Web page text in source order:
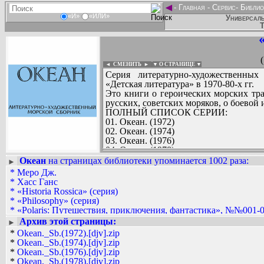
«И» «ИЛИ»
◄- Главная - Сервис-
◄ СМЕНИТЬ ► ▼ О СТРАНИЦЕ ▼
Серия литературно-
«Детская литература» в 1970-80-х гг.
Это книги о героических морских
русских, советских моряков, о
ПОЛНЫЙ СПИСОК СЕРИИ:
01. Океан. (1972)
02. Океан. (1974)
03. Океан. (1976)
04. Океан. (1978)
05. Океан. (1979)
06. Океан. (1980)
08. Океан. (1982)
09. Океан. (1983)
10. Океан. (1984)
11. Океан. (1985)
12. Океан. (1986)
13. Океан. (1987)
...
► Океан на страницах библиотеки упоминается 1002 раза:
* Mepo Дж.
* Xасс Ганс
* «Historia Rossica» (серия)
* «Philosophy» (серия)
* «Polaris: Путешествия, приключения, фантастика», №№001-
* «Polaris: Путешествия, приключения, фантастика», №№100-
* «Polaris: Путешествия, приключения, фантастика», №№200-
* «Polaris: Путешествия, приключения, фантастика», №№xxx-
* «XX век: Путешествия. Открытия. Исследования» (серия
* «Авиация и космонавтика» (журнал)
►
Архив этой страницы:
* Okean._Sb.(1972).[djv].zip
* Okean._Sb.(1974).[djv].zip
* Okean._Sb.(1976).[djv].zip
* Okean._Sb.(1978).[djv].zip